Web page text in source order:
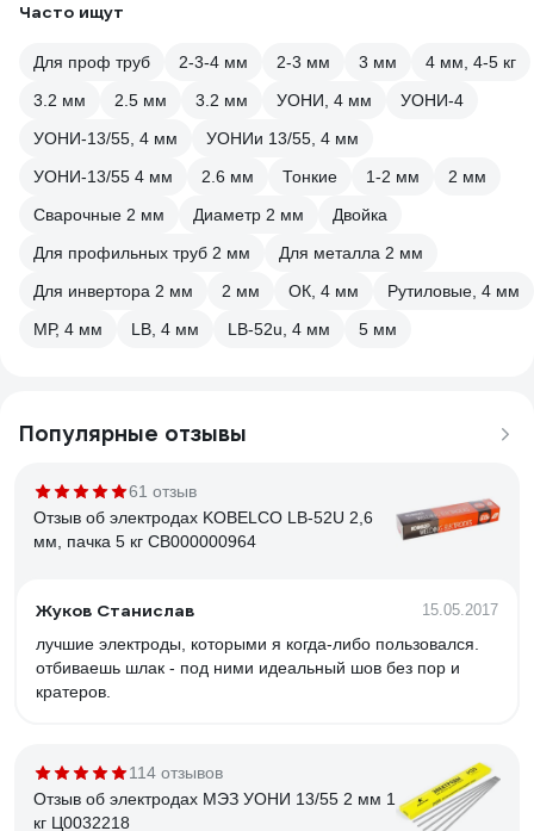
Часто ищут
Для проф труб 2-3-4 мм 2-3 мм 3 мм
4 мм, 4-5 кг
3.2 мм
2.5 мм 3.2 мм УОНИ, 4 мм
УОНИ-4
УОНИ-13/55, 4 мм
УОНИи 13/55, 4 мм
УОНИ-13/55 4 мм
2.6 мм Тонкие 1-2 мм
2 мм
Сварочные 2 мм
Диаметр 2 мм
Двойка
Для профильных труб 2 мм
Для металла 2 мм
Для инвертора 2 мм
2 мм ОК, 4 мм
Рутиловые, 4 мм
МР, 4 мм
LB, 4 мм LB-52u, 4 мм 5 мм
Популярные отзывы
61 отзыв
Отзыв об электродах KOBELCO LB-52U 2,6
мм, пачка 5 кг СВ000000964
Жуков Станислав 15.05.2017
лучшие электроды, которыми я когда-либо пользовался.
отбиваешь шлак - под ними идеальный шов без пор и
кратеров.
114 отзывов
Отзыв об электродах МЭЗ УОНИ 13/55 2 мм 1
кг Ц0032218